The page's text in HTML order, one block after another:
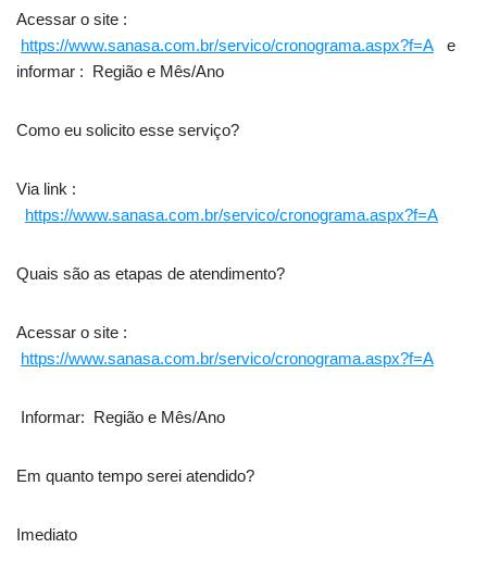
Acessar o site :
https://www.sanasa.com.br/servico/cronograma.aspx?f=A e
informar : Região e Mês/Ano
Como eu solicito esse serviço?
Via link :
https://www.sanasa.com.br/servico/cronograma.aspx?f=A
Quais são as etapas de atendimento?
Acessar o site :
https://www.sanasa.com.br/servico/cronograma.aspx?f=A
Informar: Região e Mês/Ano
Em quanto tempo serei atendido?
Imediato